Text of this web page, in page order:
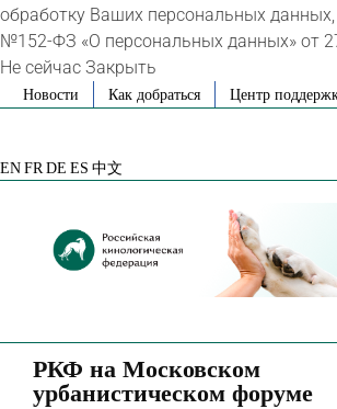
обработку Ваших персональных данных,
№152-ФЗ «О персональных данных» от
Не сейчас Закрыть
SkipНовости Как добраться Центр
EN FR DE ES 中文
РКФ на Московском
урбанистическом форуме